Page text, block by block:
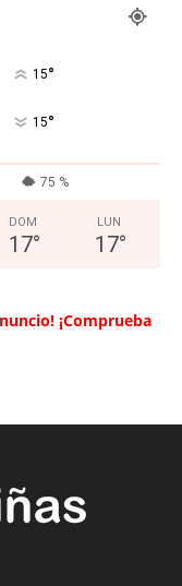
15°
15°
75 %
DOM
17°
LUN
17°
¡Comprueba